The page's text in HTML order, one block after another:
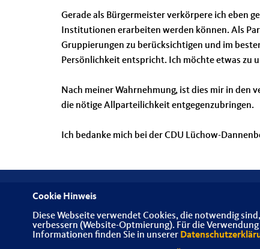
Gerade als Bürgermeister verkörpere ich eben
Institutionen erarbeiten werden können. Als
Gruppierungen zu berücksichtigen und im
Persönlichkeit entspricht. Ich möchte etwas zu
Nach meiner Wahrnehmung, ist dies mir in den
die nötige Allparteilichkeit entgegenzubringen.
Ich bedanke mich bei der CDU Lüchow-
Cookie Hinweis
Diese Webseite verwendet Cookies, die notwendig
verbessern (Website-Optmierung). Für die
Informationen finden Sie in unserer